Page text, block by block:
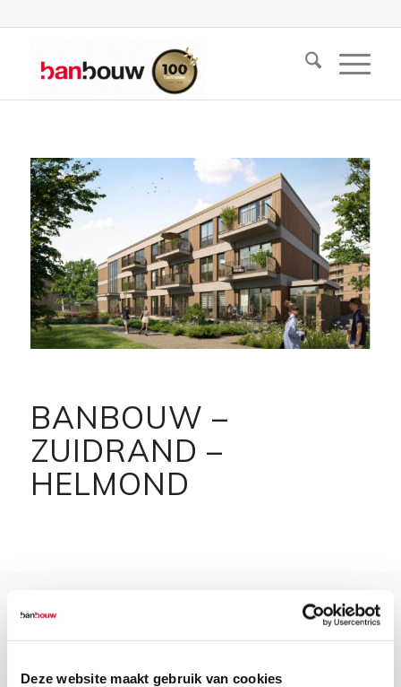
Deze website maakt gebruik van cookies
BANBOUW –
ZUIDRAND –
HELMOND